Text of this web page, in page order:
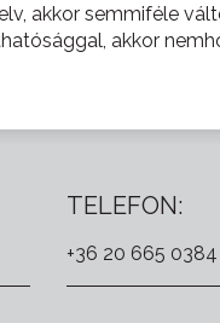
akkor semmiféle
akkor
TELEFON:
+36 20 665 0384